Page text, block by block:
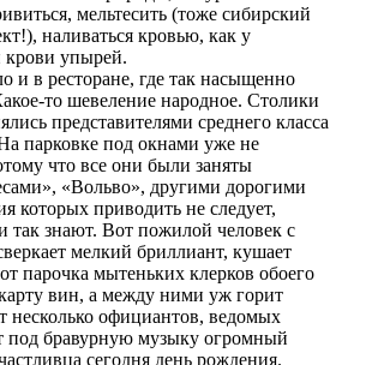
мельтесить (тоже сибирский
наливаться кровью, как у
крови упырей.
и в ресторане, где так насыщенно
то шевеление народное. Столики
представителями среднего класса
парковке под окнами уже не
что все они были заняты
«Вольво», другими дорогими
которых приводить не следует,
так знают. Вот пожилой человек с
мелкий бриллиант, кушает
парочка мытеньких клерков обоего
вин, а между ними уж горит
несколько официантов, ведомых
под бравурную музыку огромный
сегодня день рождения.